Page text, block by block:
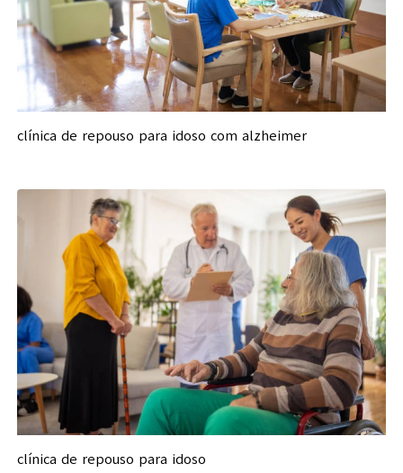
clínica de repouso para idoso com alzheimer
clínica de repouso para idoso